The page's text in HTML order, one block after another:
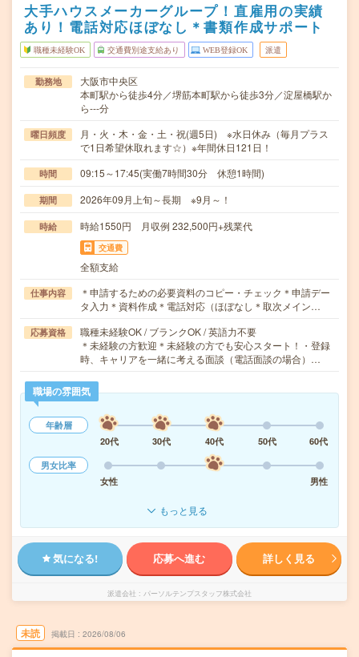
大手ハウスメーカーグループ！直雇用の実績
あり！電話対応ほぼなし＊書類作成サポート
職種未経験OK 交通費別途支給あり WEB登録OK 派遣
勤務地
大阪市中央区
本町駅から徒歩4分／堺筋本町駅から徒歩3分／淀屋橋駅か
ら---分
曜日頻度
月・火・木・金・土・祝(週5日) ※水日休み（毎月プラス
で1日希望休取れます☆）※年間休日121日！
時間 09:15～17:45(実働7時間30分 休憩1時間)
期間 2026年09月上旬～長期 ※9月～！
時給 時給1550円 月収例 232,500円+残業代
交通費
全額支給
仕事内容
＊申請するための必要資料のコピー・チェック＊申請デー
タ入力＊資料作成＊電話対応（ほぼなし＊取次メイン…
応募資格
職種未経験OK / ブランクOK / 英語力不要
＊未経験の方歓迎＊未経験の方でも安心スタート！・登録
時、キャリアを一緒に考える面談（電話面談の場合）…
職場の雰囲気
年齢層
20代
30代 40代 50代
60代
男女比率
女性
男性
もっと見る
気になる! 応募へ進む 詳しく見る
派遣会社 パーソルテンプスタッフ株式会社
未読 掲載日 2026/08/06